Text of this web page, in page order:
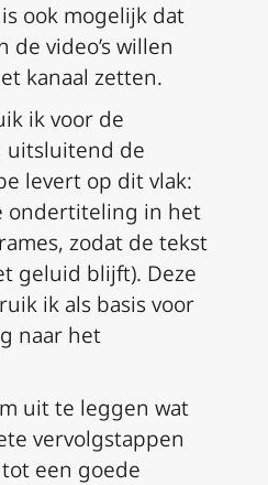
ook mogelijk dat
video’s willen
kanaal zetten.
ik voor de
de
levert op dit vlak:
ondertiteling in het
zodat de tekst
geluid blijft). Deze
ik als basis voor
naar het
uit te leggen wat
vervolgstappen
een goede